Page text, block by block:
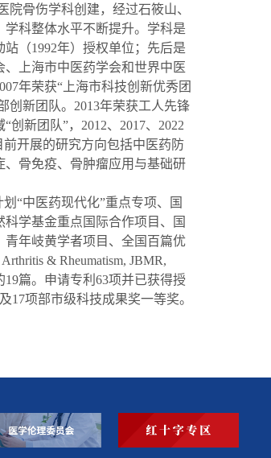
骨伤学科创建，经过石筱山、
科整体水平不断提升。学科是
（1992年）授权单位；先后是
上海市中医药学会和世界中医
年荣获“上海市科技创新优秀团
创新团队。2013年荣获工人先锋
新团队”，2012、2017、2022
开展的研究方向包括中医药防
骨免疫、骨肿瘤应用与基础研
“中医药现代化”重点专项、国
学基金重点国际合作项目、国
年岐黄学者项目、全国百篇优
& Rheumatism, JBMR,
19篇。申请专利63项并已获得授
17项部市级科技成果奖一等奖。